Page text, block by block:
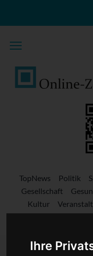
Ihre
TopNews Politik
Gesellschaft
Kultur